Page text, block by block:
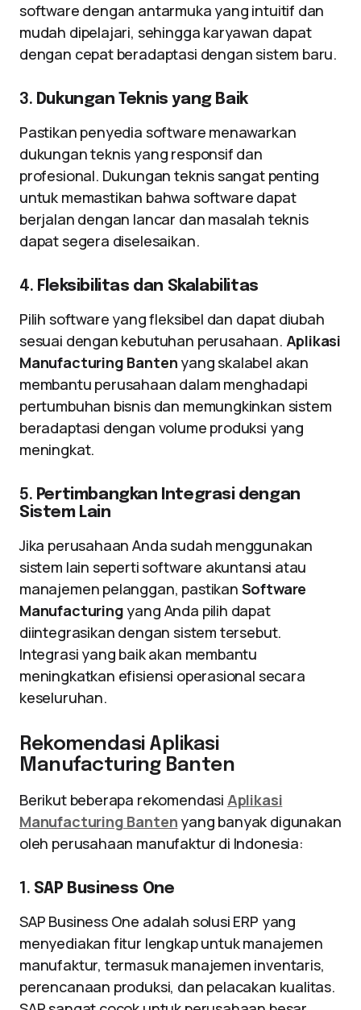
software dengan antarmuka yang intuitif dan
mudah dipelajari, sehingga karyawan dapat
dengan cepat beradaptasi dengan sistem baru.
3. Dukungan Teknis yang Baik
Pastikan penyedia software menawarkan
dukungan teknis yang responsif dan
profesional. Dukungan teknis sangat penting
untuk memastikan bahwa software dapat
berjalan dengan lancar dan masalah teknis
dapat segera diselesaikan.
4. Fleksibilitas dan Skalabilitas
Pilih software yang fleksibel dan dapat diubah
sesuai dengan kebutuhan perusahaan. Aplikasi
Manufacturing Banten yang skalabel akan
membantu perusahaan dalam menghadapi
pertumbuhan bisnis dan memungkinkan sistem
beradaptasi dengan volume produksi yang
meningkat.
5. Pertimbangkan Integrasi dengan
Sistem Lain
Jika perusahaan Anda sudah menggunakan
sistem lain seperti software akuntansi atau
manajemen pelanggan, pastikan Software
Manufacturing yang Anda pilih dapat
diintegrasikan dengan sistem tersebut.
Integrasi yang baik akan membantu
meningkatkan efisiensi operasional secara
keseluruhan.
Rekomendasi Aplikasi
Manufacturing Banten
Berikut beberapa rekomendasi Aplikasi
Manufacturing Banten yang banyak digunakan
oleh perusahaan manufaktur di Indonesia:
1. SAP Business One
SAP Business One adalah solusi ERP yang
menyediakan fitur lengkap untuk manajemen
manufaktur, termasuk manajemen inventaris,
perencanaan produksi, dan pelacakan kualitas.